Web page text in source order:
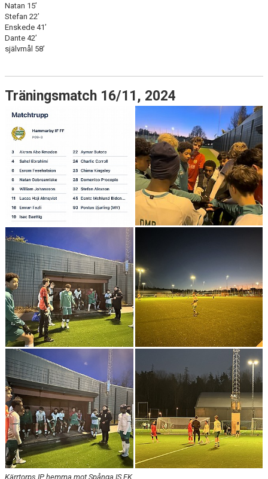
Natan 15’
Stefan 22’
Enskede 41’
Dante 42’
självmål 58’
Träningsmatch 16/11, 2024
Kärrtorps IP, hemma mot Spånga IS FK